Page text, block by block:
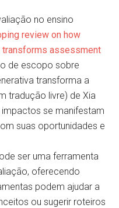
no ensino
review on how
transforms assessment
de escopo sobre
transforma a
tradução livre) de Xia
se manifestam
suas oportunidades e
ser uma ferramenta
oferecendo
podem ajudar a
ou sugerir roteiros